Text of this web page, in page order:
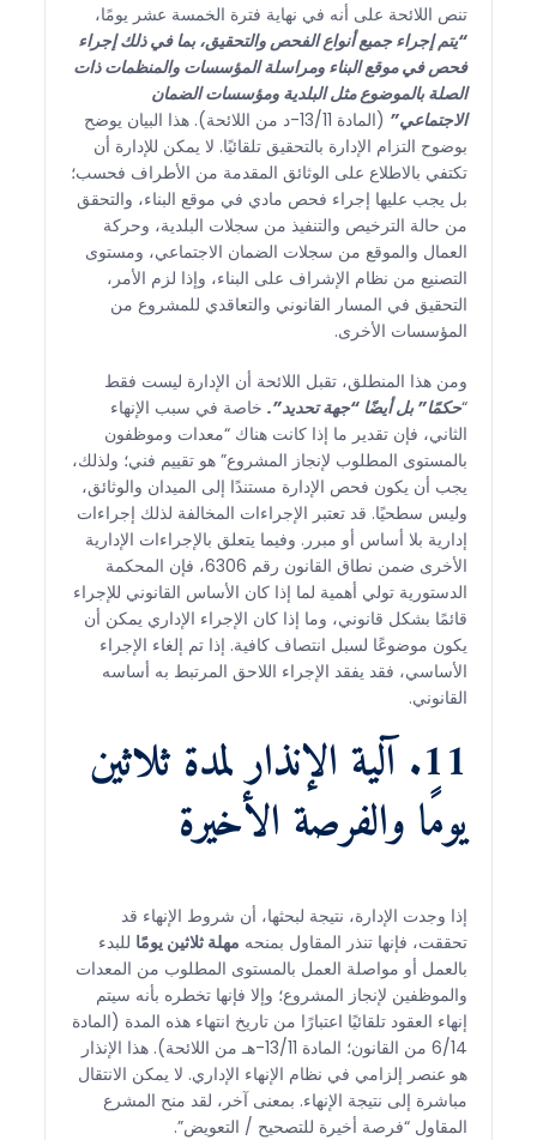
تنص اللائحة على أنه في نهاية فترة الخمسة عشر يومًا،
“يتم إجراء جميع أنواع الفحص والتحقيق، بما في ذلك إجراء
فحص في موقع البناء ومراسلة المؤسسات والمنظمات ذات
الصلة بالموضوع مثل البلدية ومؤسسات الضمان
الاجتماعي”
(المادة 13/11-د من اللائحة). هذا البيان يوضح
بوضوح التزام الإدارة بالتحقيق تلقائيًا. لا يمكن للإدارة أن
تكتفي بالاطلاع على الوثائق المقدمة من الأطراف فحسب؛
بل يجب عليها إجراء فحص مادي في موقع البناء، والتحقق
من حالة الترخيص والتنفيذ من سجلات البلدية، وحركة
العمال والموقع من سجلات الضمان الاجتماعي، ومستوى
التصنيع من نظام الإشراف على البناء، وإذا لزم الأمر،
التحقيق في المسار القانوني والتعاقدي للمشروع من
المؤسسات الأخرى.
ومن هذا المنطلق، تقبل اللائحة أن الإدارة ليست فقط
“حكمًا” بل أيضًا “جهة تحديد”. خاصة في سبب الإنهاء
الثاني، فإن تقدير ما إذا كانت هناك “معدات وموظفون
بالمستوى المطلوب لإنجاز المشروع” هو تقييم فني؛ ولذلك،
يجب أن يكون فحص الإدارة مستندًا إلى الميدان والوثائق،
وليس سطحيًا. قد تعتبر الإجراءات المخالفة لذلك إجراءات
إدارية بلا أساس أو مبرر. وفيما يتعلق بالإجراءات الإدارية
الأخرى ضمن نطاق القانون رقم 6306، فإن المحكمة
الدستورية تولي أهمية لما إذا كان الأساس القانوني للإجراء
قائمًا بشكل قانوني، وما إذا كان الإجراء الإداري يمكن أن
يكون موضوعًا لسبل انتصاف كافية. إذا تم إلغاء الإجراء
الأساسي، فقد يفقد الإجراء اللاحق المرتبط به أساسه
القانوني.
11. آلية الإنذار لمدة ثلاثين
يومًا والفرصة الأخيرة
إذا وجدت الإدارة، نتيجة لبحثها، أن شروط الإنهاء قد
تحققت، فإنها تنذر المقاول بمنحه مهلة ثلاثين يومًا للبدء
بالعمل أو مواصلة العمل بالمستوى المطلوب من المعدات
والموظفين لإنجاز المشروع؛ وإلا فإنها تخطره بأنه سيتم
إنهاء العقود تلقائيًا اعتبارًا من تاريخ انتهاء هذه المدة (المادة
6/14 من القانون؛ المادة 13/11-هـ من اللائحة). هذا الإنذار
هو عنصر إلزامي في نظام الإنهاء الإداري. لا يمكن الانتقال
مباشرة إلى نتيجة الإنهاء. بمعنى آخر، لقد منح المشرع
المقاول “فرصة أخيرة للتصحيح / التعويض”.